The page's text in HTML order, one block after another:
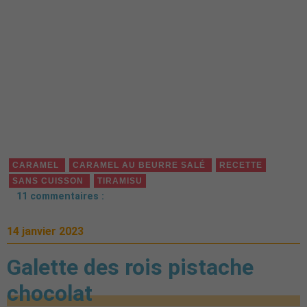
CARAMEL CARAMEL AU BEURRE SALÉ
RECETTE
SANS CUISSON
TIRAMISU
11 commentaires :
14 janvier 2023
Galette des rois pistache
chocolat